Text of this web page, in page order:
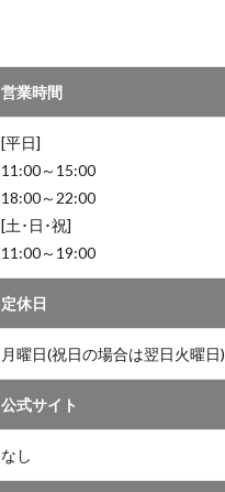
営業時間
[平日]
11:00～15:00
18:00～22:00
[土･日･祝]
11:00～19:00
定休日
月曜日(祝日の場合は翌日火曜日)
公式サイト
なし